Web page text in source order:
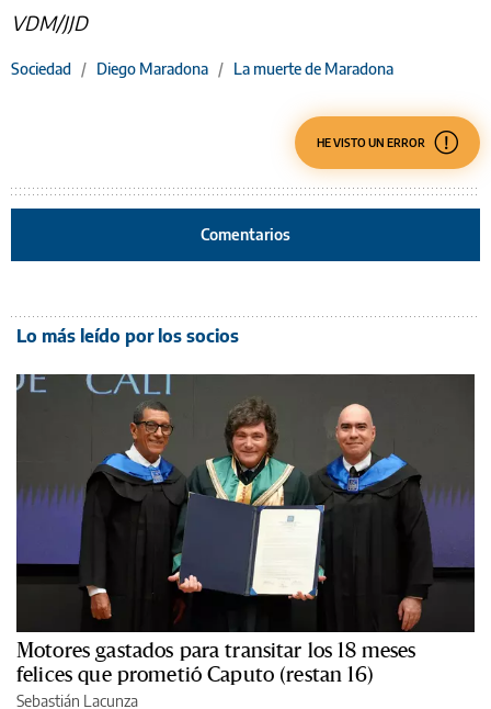
VDM/JJD
Sociedad / Diego Maradona / La muerte de Maradona
HE VISTO UN ERROR
Comentarios
Lo más leído por los socios
Motores gastados para transitar los 18 meses
felices que prometió Caputo (restan 16)
Sebastián Lacunza